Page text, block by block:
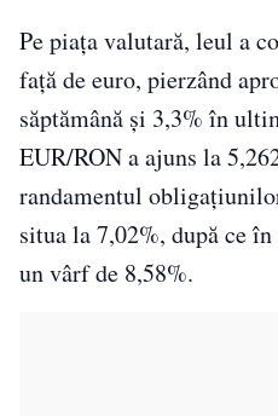
Pe piața valutară, leul a
față de euro, pierzând
săptămână și 3,3% în
EUR/RON a ajuns la
randamentul
situa la 7,02%, după ce
un vârf de 8,58%.